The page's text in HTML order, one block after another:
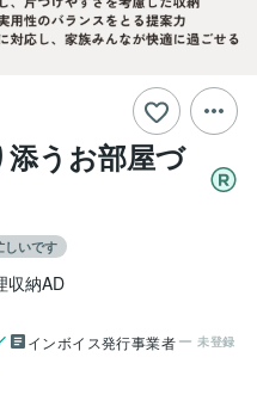
うお部屋づ
しいです
収納AD
インボイス発行事業者 未登録